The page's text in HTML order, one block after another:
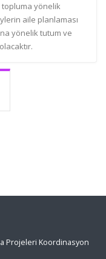
yönelik
aile planlaması
yönelik tutum ve
Projeleri Koordinasyon